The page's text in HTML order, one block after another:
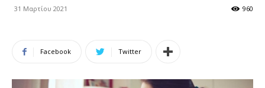
31 Μαρτίου 2021 960
Facebook Twitter